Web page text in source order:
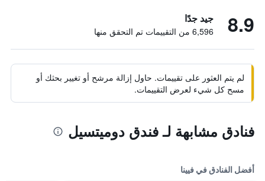
8.9 جيد جدًا
6,596 من التقييمات تم التحقق منها
لم يتم العثور على تقييمات. حاول إزالة مرشح أو تغيير بحثك أو
مسح كل شيء لعرض التقييمات.
فنادق مشابهة لـ فندق دوميتسيل
أفضل الفنادق في فيينا